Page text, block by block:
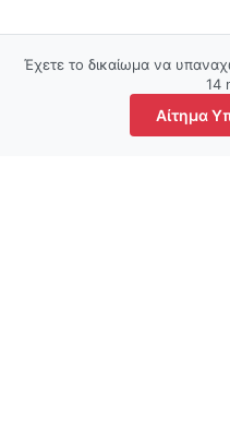
Ο λογαριασμός μου
Έχετε το δικαίωμα να
14
Αίτημα